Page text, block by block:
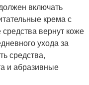
включать
крема с
вернут коже
ухода за
средства,
и абразивные